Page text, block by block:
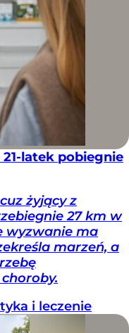
latek pobiegnie
żyjący z
27 km w
wyzwanie ma
marzeń, a
i leczenie